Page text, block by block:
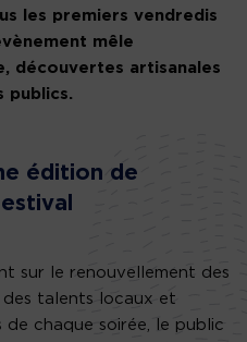
les premiers vendredis
mêle
découvertes artisanales
publics.
édition de
sur le renouvellement des
des talents locaux et
de chaque soirée, le public